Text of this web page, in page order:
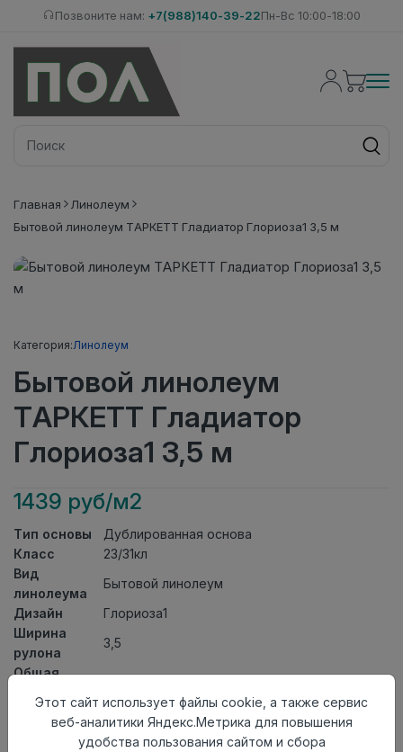
Позвоните нам: +7(988)140-39-22Пн-Вс 10:00-18:00
Главная
Линолеум
Бытовой линолеум ТАРКЕТТ Гладиатор Глориоза1 3,5 м
Категория:Линолеум
Бытовой линолеум
ТАРКЕТТ Гладиатор
Глориоза1 3,5 м
1439 руб/м2
Тип основы
Дублированная основа
Класс
23/31кл
Вид
линолеума
Бытовой линолеум
Дизайн
Глориоза1
Ширина
рулона
3,5
Общая
Толщина
защитного
0,35мм
Этот сайт использует файлы cookie, а также сервис
веб-аналитики Яндекс.Метрика для повышения
удобства пользования сайтом и сбора